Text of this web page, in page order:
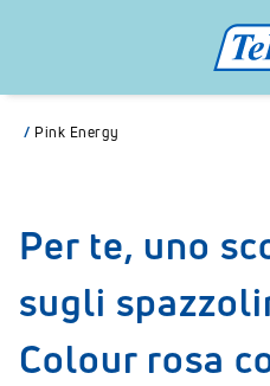
/ Pink Energy
Per te, uno
sugli
Colour rosa